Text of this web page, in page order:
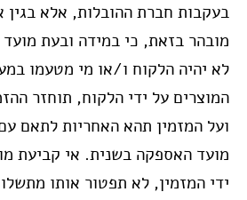
בעקבות חברת ההובלות, אלא בגין
מובהר בזאת, כי במידה ובעת
לא יהיה הלקוח ו/או מי מטעמו
המוצרים על ידי הלקוח, תוחזר
ועל המזמין תהא האחריות לתאם
מועד האספקה בשנית. אי קביעת
ידי המזמין, לא תפטור אותו